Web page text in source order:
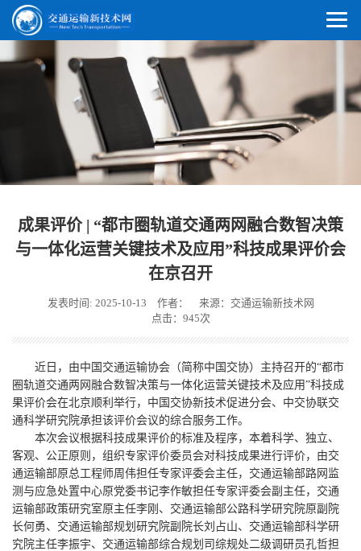
成果评价 | “都市圈轨道交通两网融合数智决策
与一体化运营关键技术及应用”科技成果评价会
在京召开
发表时间: 2025-10-13 作者：
来源：交通运输新技术网
点击：945次
近日，由中国交通运输协会（简称中国交协）主持召开的“都市
圈轨道交通两网融合数智决策与一体化运营关键技术及应用”科技成
果评价会在北京顺利举行， 中国交协新技术促进分会、中交协联交
通科学研究院承担该评价会议的综合服务工作。
本次会议根据科技成果评价的标准及程序，本着科学、独立、
客观、公正原则，组织专家评价委员会对科技成果进行评价，由交
通运输部原总工程师周伟担任专家评委会主任，交通运输部路网监
测与应急处置中心原党委书记李作敏担任专家评委会副主任，交通
运输部政策研究室原主任李刚、交通运输部公路科学研究院原副院
长何勇、交通运输部规划研究院副院长刘占山、交通运输部科学研
究院主任李振宇、交通运输部综合规划司综规处二级调研员孔哲担